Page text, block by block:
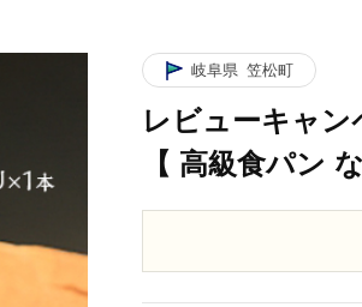
岐阜県 笠松町
レビューキャン
【 高級食パン